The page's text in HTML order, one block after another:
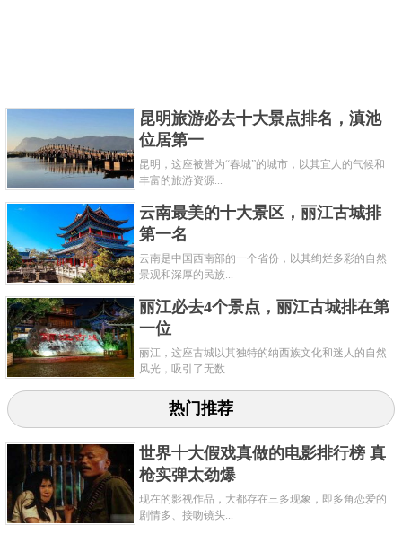
昆明旅游必去十大景点排名，滇池
位居第一
昆明，这座被誉为“春城”的城市，以其宜人的气候和
丰富的旅游资源...
云南最美的十大景区，丽江古城排
第一名
云南是中国西南部的一个省份，以其绚烂多彩的自然
景观和深厚的民族...
丽江必去4个景点，丽江古城排在第
一位
丽江，这座古城以其独特的纳西族文化和迷人的自然
风光，吸引了无数...
热门推荐
世界十大假戏真做的电影排行榜 真
枪实弹太劲爆
现在的影视作品，大都存在三多现象，即多角恋爱的
剧情多、接吻镜头...